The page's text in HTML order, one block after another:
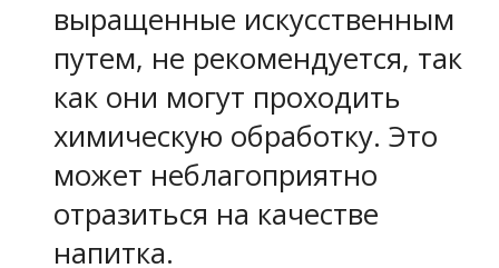
выращенные искусственным
путем, не рекомендуется, так
как они могут проходить
химическую обработку. Это
может неблагоприятно
отразиться на качестве
напитка.